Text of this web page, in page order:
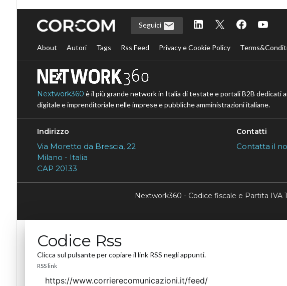
Seguici
About Autori Tags Rss Feed Privacy e Cookie Policy
Nextwork360 è il più grande network in Italia di testate e portali B2B dedicati
digitale e imprenditoriale nelle imprese e pubbliche amministrazioni italiane.
Indirizzo
Via Moretto da Brescia, 22
Milano - Italia
CAP 20133
Contatti
Contatta il
Nextwork360 - Codice fiscale e Partita IVA
Codice Rss
Clicca sul pulsante per copiare il link RSS negli appunti.
RSS link